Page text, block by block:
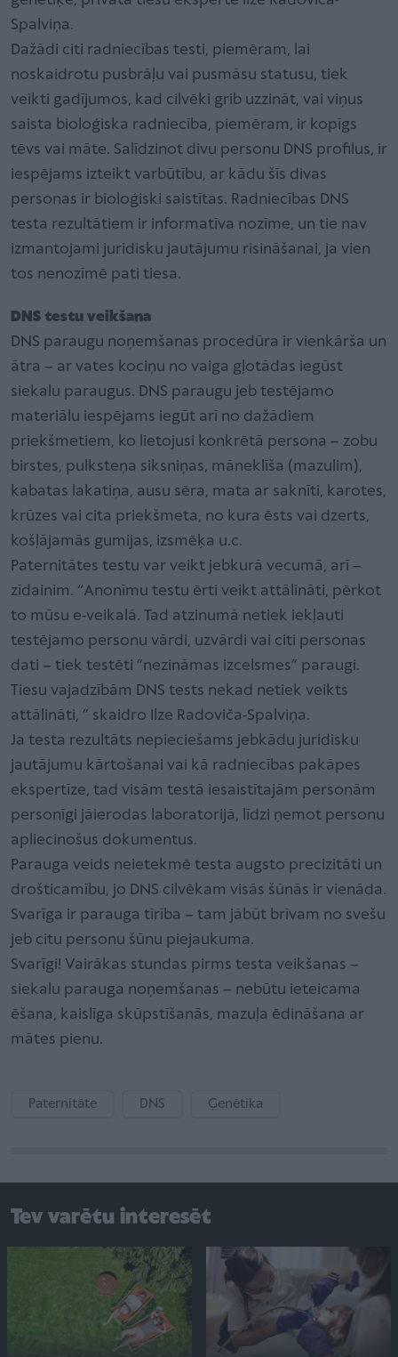
Spalviņa.
Dažādi citi radniecības testi, piemēram, lai
noskaidrotu pusbrāļu vai pusmāsu statusu, tiek
veikti gadījumos, kad cilvēki grib uzzināt, vai viņus
saista bioloģiska radniecība, piemēram, ir kopīgs
tēvs vai māte. Salīdzinot divu personu DNS profilus, ir
iespējams izteikt varbūtību, ar kādu šīs divas
personas ir bioloģiski saistītas. Radniecības DNS
testa rezultātiem ir informatīva nozīme, un tie nav
izmantojami juridisku jautājumu risināšanai, ja vien
tos nenozīmē pati tiesa.
DNS testu veikšana
DNS paraugu noņemšanas procedūra ir vienkārša un
ātra – ar vates kociņu no vaiga gļotādas iegūst
siekalu paraugus. DNS paraugu jeb testējamo
materiālu iespējams iegūt arī no dažādiem
priekšmetiem, ko lietojusi konkrētā persona – zobu
birstes, pulksteņa siksniņas, māneklīša (mazulim),
kabatas lakatiņa, ausu sēra, mata ar saknīti, karotes,
krūzes vai cita priekšmeta, no kura ēsts vai dzerts,
košļājamās gumijas, izsmēķa u.c.
Paternitātes testu var veikt jebkurā vecumā, arī –
zīdainim. “Anonīmu testu ērti veikt attālināti, pērkot
to mūsu e-veikalā. Tad atzinumā netiek iekļauti
testējamo personu vārdi, uzvārdi vai citi personas
dati – tiek testēti ”nezināmas izcelsmes” paraugi.
Tiesu vajadzībām DNS tests nekad netiek veikts
attālināti, ” skaidro Ilze Radoviča-Spalviņa.
Ja testa rezultāts nepieciešams jebkādu juridisku
jautājumu kārtošanai vai kā radniecības pakāpes
ekspertīze, tad visām testā iesaistītajām personām
personīgi jāierodas laboratorijā, līdzi ņemot personu
apliecinošus dokumentus.
Parauga veids neietekmē testa augsto precizitāti un
drošticamību, jo DNS cilvēkam visās šūnās ir vienāda.
Svarīga ir parauga tīrība – tam jābūt brīvam no svešu
jeb citu personu šūnu piejaukuma.
Svarīgi! Vairākas stundas pirms testa veikšanas –
siekalu parauga noņemšanas – nebūtu ieteicama
ēšana, kaislīga skūpstīšanās, mazuļa ēdināšana ar
mātes pienu.
Paternitāte DNS Ģenētika
Tev varētu interesēt